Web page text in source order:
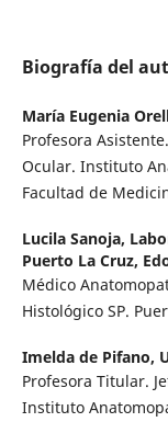
Biografía del
María Eugenia
Profesora
Ocular. Instituto
Facultad de
Lucila Sanoja,
Puerto La Cruz,
Médico
Histológico SP.
Imelda de Pifano,
Profesora Titular.
Instituto